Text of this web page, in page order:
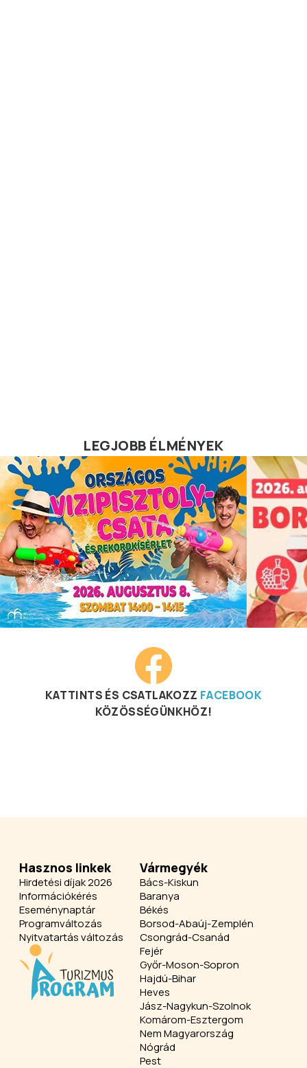
LEGJOBB ÉLMÉNYEK
KATTINTS ÉS CSATLAKOZZ FACEBOOK
KÖZÖSSÉGÜNKHÖZ!
Hasznos linkek
Hirdetési díjak 2026
Információkérés
Eseménynaptár
Programváltozás
Nyitvatartás változás
Vármegyék
Bács-Kiskun
Baranya
Békés
Borsod-Abaúj-Zemplén
Csongrád-Csanád
Fejér
Győr-Moson-Sopron
Hajdú-Bihar
Heves
Jász-Nagykun-Szolnok
Komárom-Esztergom
Nem Magyarország
Nógrád
Pest